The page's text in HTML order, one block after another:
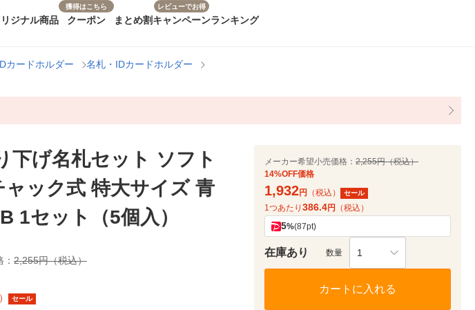
ジナル商品
獲得はこちら
クーポン まとめ割
レビューでお得
キャンペーンランキング
カードホルダー
名札・IDカードホルダー
下げ名札セット ソフト
ャック式 特大サイズ 青
1セット（5個入）
2,255円（税込）
セール
メーカー希望小売価格： 2,255円（税込）
14%OFF価格
1,932円 （税込） セール
1つあたり 386.4円 （税込）
5%(87pt)
在庫あり 数量 1
カートに入れる